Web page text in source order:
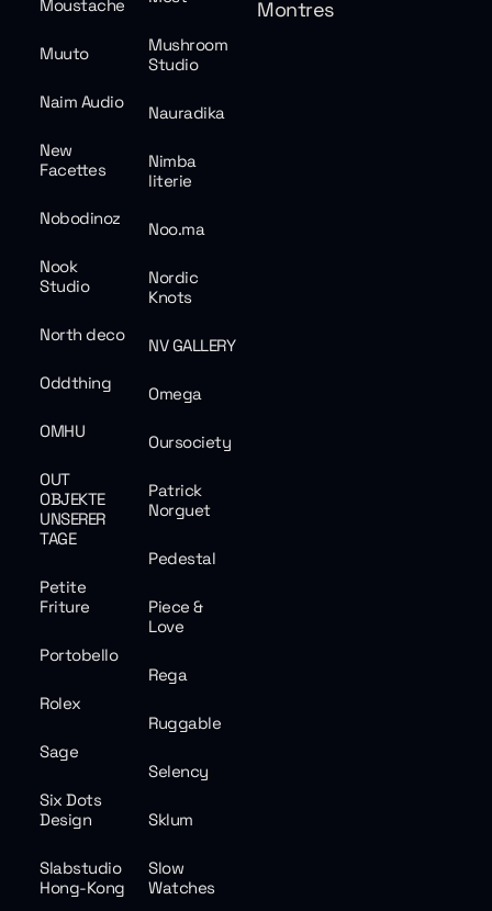
Moustache
Mushroom
Studio
Muuto
Naim Audio
Nauradika
New
Facettes
Nimba
literie
Nobodinoz
Noo.ma
Nook
Studio
Nordic
Knots
North deco
NV GALLERY
Oddthing
Omega
OMHU
Oursociety
OUT
OBJEKTE
UNSERER
TAGE
Patrick
Norguet
Pedestal
Petite
Friture
Piece &
Love
Portobello
Rega
Rolex
Ruggable
Sage
Selency
Six Dots
Design
Sklum
Slabstudio
Hong-Kong
Slow
Watches
Montres